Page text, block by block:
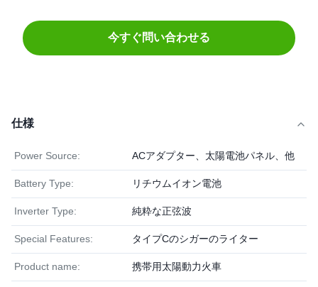
今すぐ問い合わせる
仕様
Power Source: ACアダプター、太陽電池パネル、他
Battery Type: リチウムイオン電池
Inverter Type: 純粋な正弦波
Special Features: タイプCのシガーのライター
Product name: 携帯用太陽動力火車